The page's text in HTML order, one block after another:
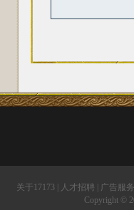
关于17173 人才招聘
广告服务
Copyright ©